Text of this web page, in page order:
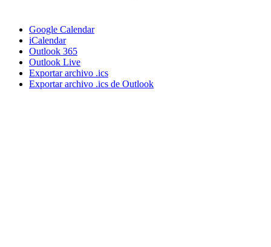
Google Calendar
iCalendar
Outlook 365
Outlook Live
Exportar archivo .ics
Exportar archivo .ics de Outlook